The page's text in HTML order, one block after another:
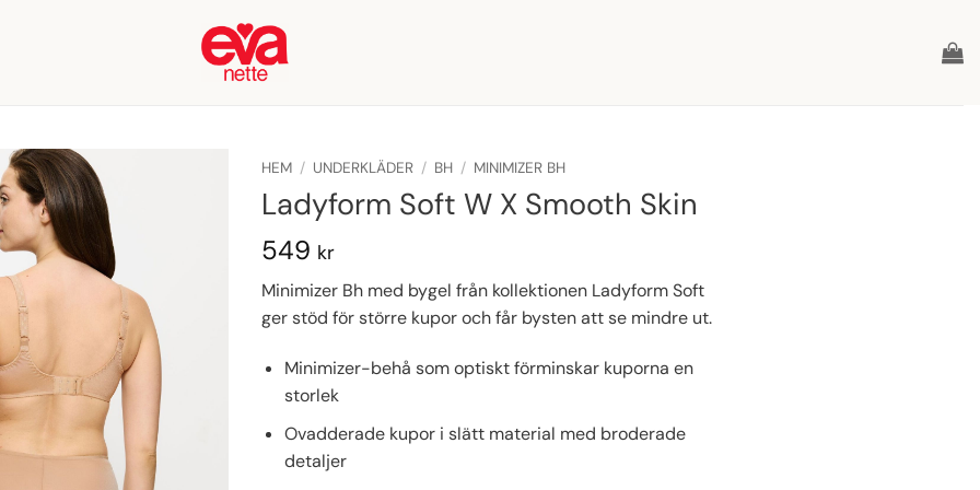
HEM / UNDERKLÄDER / BH / MINIMIZER BH
Ladyform Soft W X Smooth Skin
549 kr
Minimizer Bh med bygel från kollektionen Ladyform Soft
ger stöd för större kupor och får bysten att se mindre ut.
Minimizer-behå som optiskt förminskar kuporna en
storlek
Ovadderade kupor i slätt material med broderade
detaljer